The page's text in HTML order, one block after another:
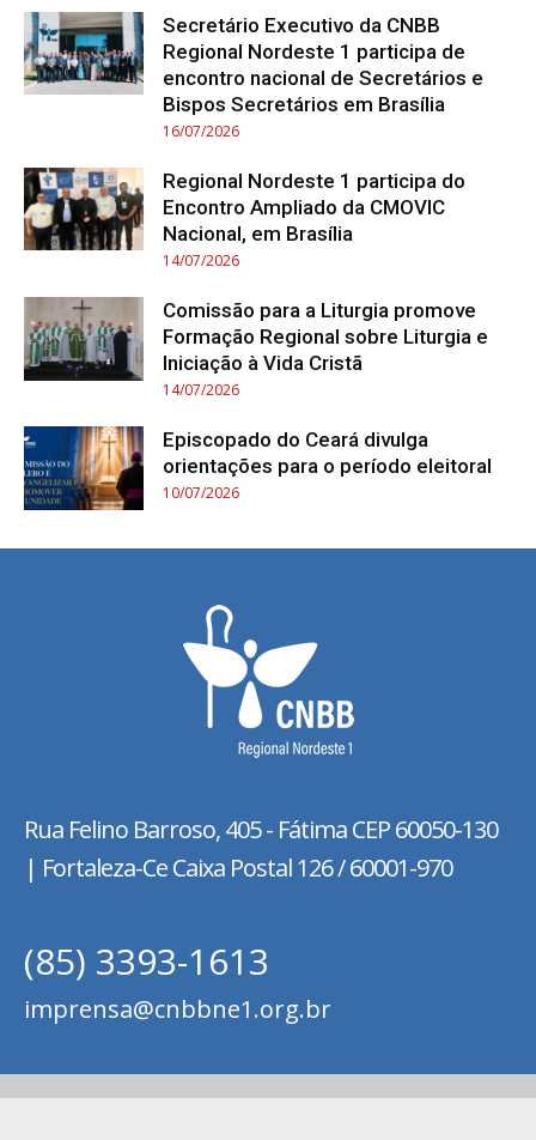
Secretário Executivo da CNBB
Regional Nordeste 1 participa de
encontro nacional de Secretários e
Bispos Secretários em Brasília
16/07/2026
Regional Nordeste 1 participa do
Encontro Ampliado da CMOVIC
Nacional, em Brasília
14/07/2026
Comissão para a Liturgia promove
Formação Regional sobre Liturgia e
Iniciação à Vida Cristã
14/07/2026
Episcopado do Ceará divulga
orientações para o período eleitoral
10/07/2026
Rua Felino Barroso, 405 - FátimaCEP 60050-130
| Fortaleza-Ce Caixa Postal 126 / 60001-970
(85) 3393-1613
imprensa@cnbbne1.org.br